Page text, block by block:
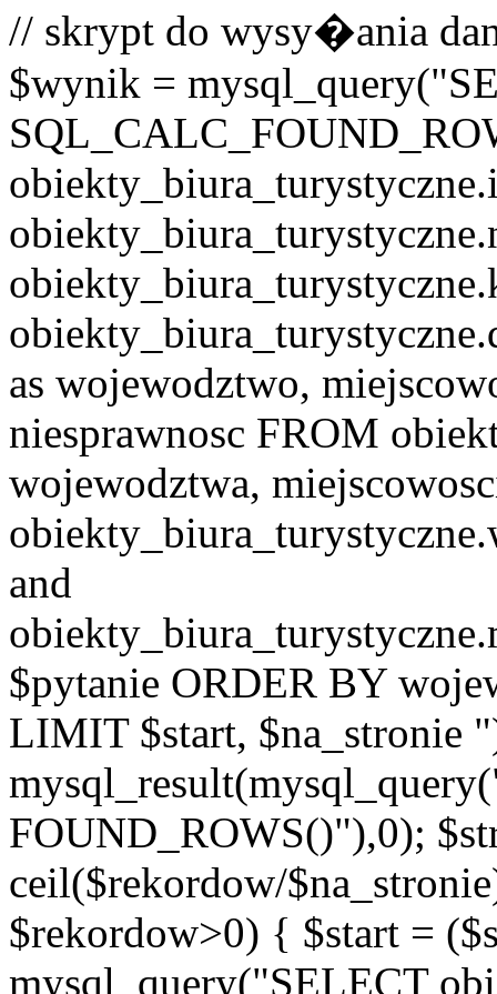
// skrypt do wysy�ania
$wynik =
as wojewodztwo,
niesprawnosc FROM
wojewodztwa,
and
$pytanie ORDER BY
LIMIT $start, $na_stronie
FOUND_ROWS()"),0);
ceil($rekordow/
$rekordow>0) { $start =
mysql_query("SELECT